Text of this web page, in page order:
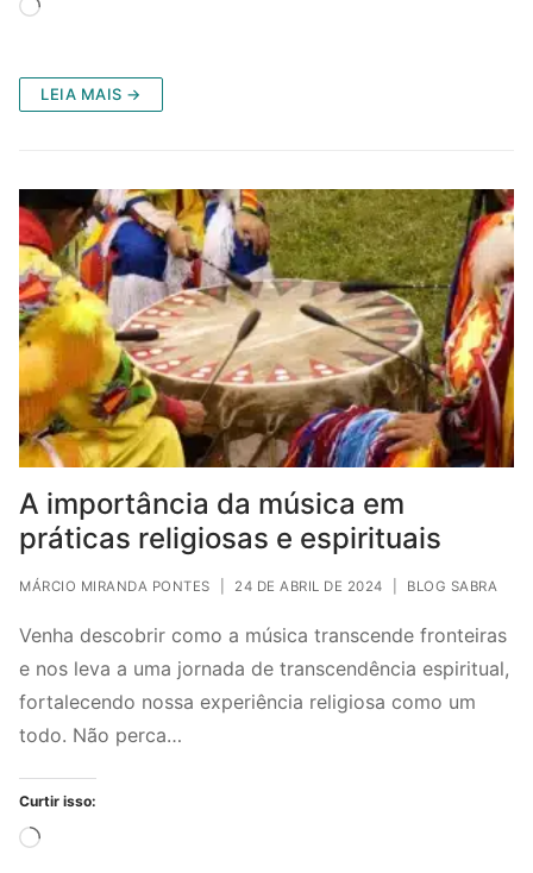
Carregando...
LEIA MAIS →
A importância da música em
práticas religiosas e espirituais
MÁRCIO MIRANDA PONTES 24 DE ABRIL DE 2024 BLOG SABRA
Venha descobrir como a música transcende fronteiras
e nos leva a uma jornada de transcendência espiritual,
fortalecendo nossa experiência religiosa como um
todo. Não perca…
Curtir isso:
Carregando...